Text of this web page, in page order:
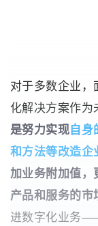
对于多数企业，
化解决方案作为
是努力实现 自
和方法等改造企
加业务附加值，
产品和服务的市
进数字化业务